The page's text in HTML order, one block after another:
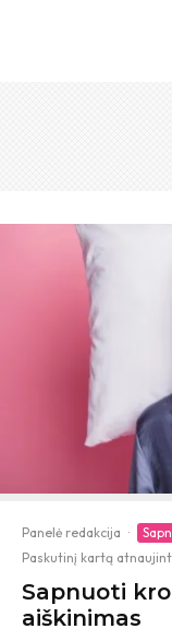
Panelė redakcija ·
Paskutinį kartą
Sapnuoti
aiškinimas